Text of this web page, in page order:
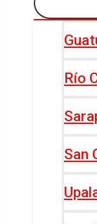
Río
San